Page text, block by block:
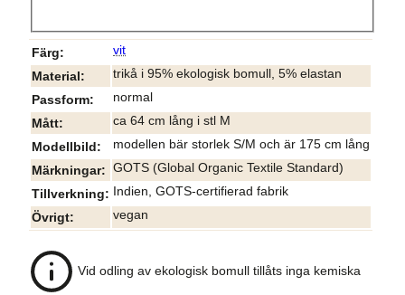
Färg
vit
Material
trikå i 95% ekologisk bomull, 5% elastan
Passform
normal
Mått
ca 64 cm lång i stl M
Modellbild
modellen bär storlek S/M och är 175 cm lång
Märkningar
GOTS (Global Organic Textile Standard)
Tillverkning
Indien, GOTS-certifierad fabrik
Övrigt
vegan
Vid odling av ekologisk bomull tillåts inga kemiska